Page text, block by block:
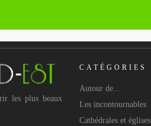
les plus beaux
CATÉGORIES
Autour de...
Les incontournables
Cathédrales et églises